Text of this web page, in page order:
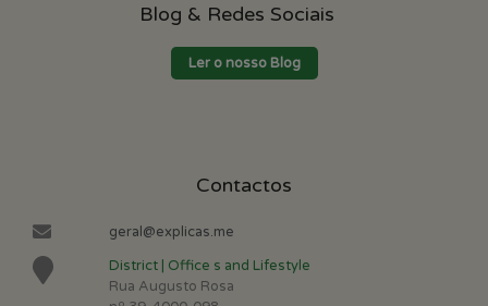
Blog & Redes Sociais
Ler o nosso Blog
Contactos
geral@explicas.me
District | Office s and Lifestyle
Rua Augusto Rosa